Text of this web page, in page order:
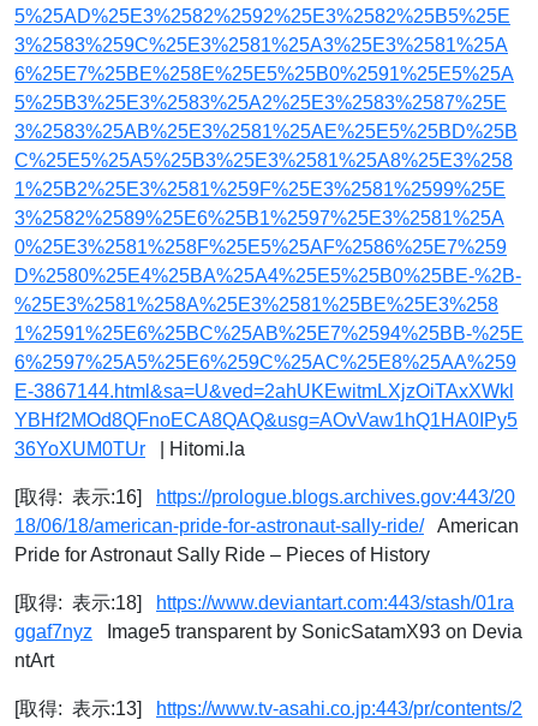
5%25AD%25E3%2582%2592%25E3%2582%25B5%25E
3%2583%259C%25E3%2581%25A3%25E3%2581%25A
6%25E7%25BE%258E%25E5%25B0%2591%25E5%25A
5%25B3%25E3%2583%25A2%25E3%2583%2587%25E
3%2583%25AB%25E3%2581%25AE%25E5%25BD%25B
C%25E5%25A5%25B3%25E3%2581%25A8%25E3%258
1%25B2%25E3%2581%259F%25E3%2581%2599%25E
3%2582%2589%25E6%25B1%2597%25E3%2581%25A
0%25E3%2581%258F%25E5%25AF%2586%25E7%259
D%2580%25E4%25BA%25A4%25E5%25B0%25BE-%2B-
%25E3%2581%258A%25E3%2581%25BE%25E3%258
1%2591%25E6%25BC%25AB%25E7%2594%25BB-%25E
6%2597%25A5%25E6%259C%25AC%25E8%25AA%259
E-3867144.html&sa=U&ved=2ahUKEwitmLXjzOiTAxXWkl
YBHf2MOd8QFnoECA8QAQ&usg=AOvVaw1hQ1HA0IPy5
36YoXUM0TUr | Hitomi.la
[取得: 表示:16]
https://prologue.blogs.archives.gov:443/20
18/06/18/american-pride-for-astronaut-sally-ride/American
Pride for Astronaut Sally Ride – Pieces of History
[取得: 表示:18]
https://www.deviantart.com:443/stash/01ra
ggaf7nyz Image5 transparent by SonicSatamX93 on Devia
ntArt
[取得: 表示:13]
https://www.tv-asahi.co.jp:443/pr/contents/2